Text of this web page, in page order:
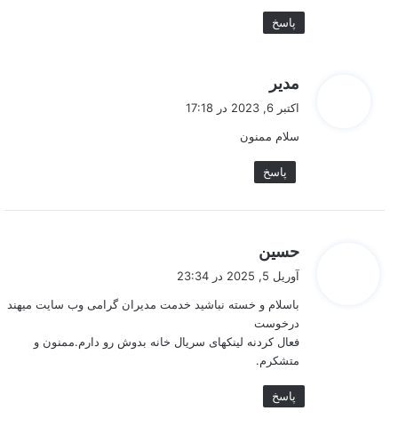
پاسخ
مدیر
ت
:
اکتبر 6, 2023 در 17:18
سلام ممنون
پاسخ
حسین
آوریل 5, 2025 در 23:34
باسلام و خسته نباشید خدمت مدیران گرامی وب سایت میهند
درخوست
فعال کردنه لینکهای سریال خانه بدوش رو دارم.ممنون و
متشکرم.
پاسخ